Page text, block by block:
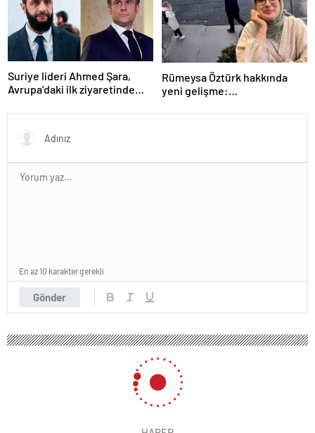
Suriye lideri Ahmed Şara,
Avrupa’daki ilk ziyaretinde
Rümeysa Öztürk hakkında
yeni gelişme:
geciktirilmemesini istedi
Gönder
En az 10 karakter gerekli